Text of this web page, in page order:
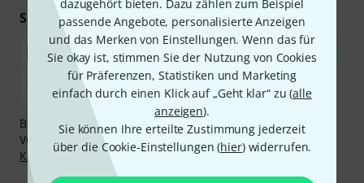
dazugehört bieten. Dazu zählen zum Beispiel
passende Angebote, personalisierte Anzeigen
und das Merken von Einstellungen. Wenn das für
Sie okay ist, stimmen Sie der Nutzung von Cookies
für Präferenzen, Statistiken und Marketing
einfach durch einen Klick auf „Geht klar“ zu (alle
anzeigen).
Sie können Ihre erteilte Zustimmung jederzeit
über die Cookie-Einstellungen (hier) widerrufen.
Sicher einkaufen & bezahlen
Bezahlen Sie vertraulich und sicher per Nachnahme,
Vorkasse, PayPal, Amazon Pay,
Klarna Sofort bezahlen
Klarna Ratenzahlungoder Kreditkarte.